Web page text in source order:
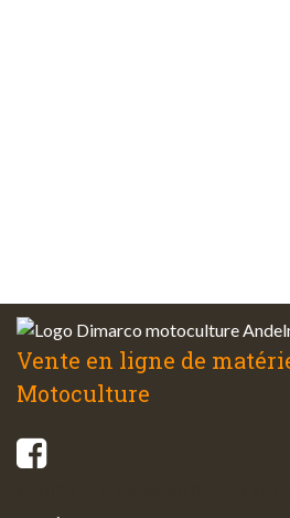
Vente en ligne de
Motoculture